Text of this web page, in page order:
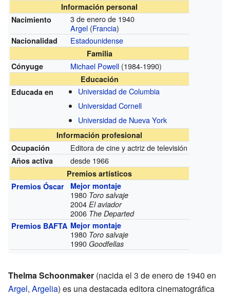
Información personal
Nacimiento
3 de enero de 1940
Argel (Francia)
Nacionalidad Estadounidense
Familia
Cónyuge
Michael Powell (1984-1990)
Educación
Educada en
Universidad de Columbia
Universidad Cornell
Universidad de Nueva York
Información profesional
Ocupación
Editora de cine y actriz de televisión
Años activa desde 1966
Premios artísticos
Premios Óscar
Mejor montaje
1980 Toro salvaje
2004El aviador
2006 The Departed
Premios BAFTA Mejor montaje
1980 Toro salvaje
1990 Goodfellas
Thelma Schoonmaker (nacida el 3 de enero de 1940 en
Argel, Argelia) es una destacada editora cinematográfica